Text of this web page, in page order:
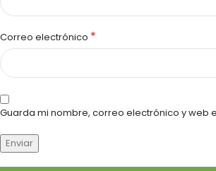
Correo electrónico *
Guarda mi nombre, correo electrónico y web